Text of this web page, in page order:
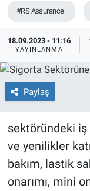
#RS Assurance
18.09.2023 - 11:16
YAYINLANMA
Paylaş
sektöründeki
ve yenilikler
bakım, lastik
onarımı, mini